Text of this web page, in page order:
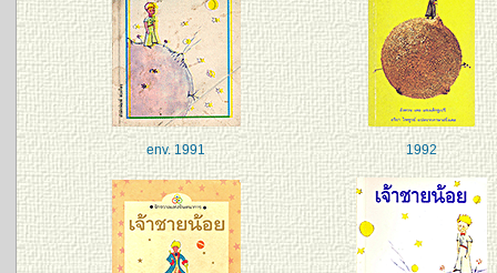
env. 1991 1992